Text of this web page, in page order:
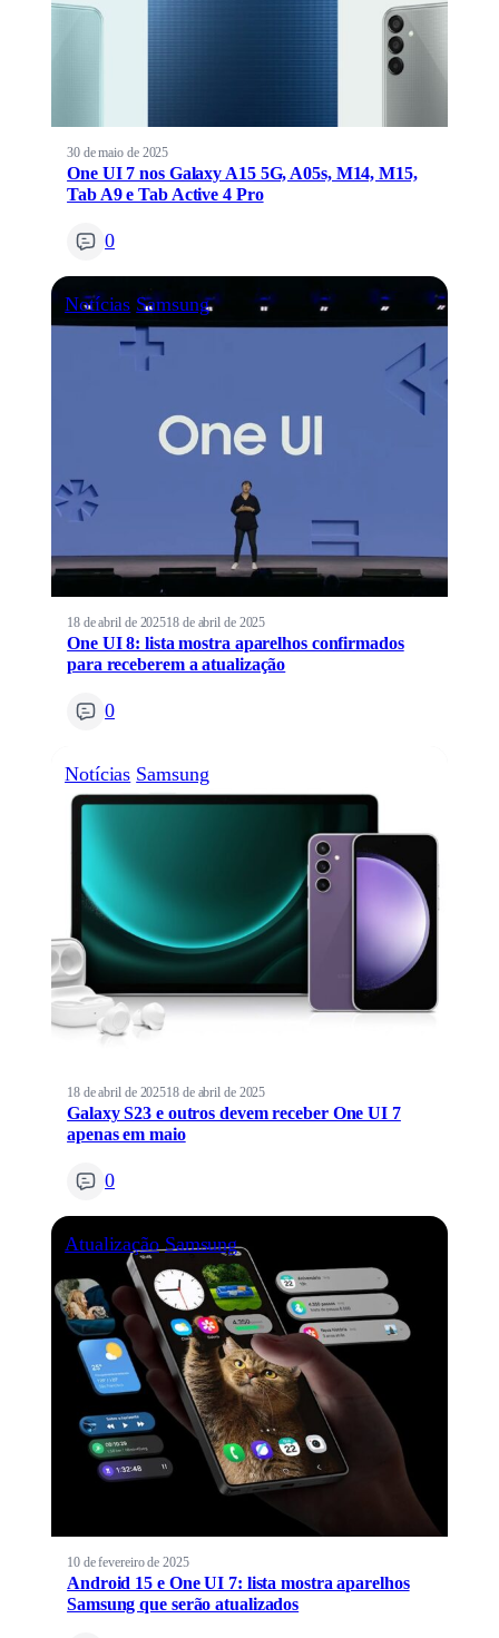
30 de maio de 2025
One UI 7 nos Galaxy A15 5G, A05s, M14, M15,
Tab A9 e Tab Active 4 Pro
0
Notícias Samsung
18 de abril de 202518 de abril de 2025
One UI 8: lista mostra aparelhos confirmados
para receberem a atualização
0
Notícias Samsung
18 de abril de 202518 de abril de 2025
Galaxy S23 e outros devem receber One UI 7
apenas em maio
0
Atualização Samsung
10 de fevereiro de 2025
Android 15 e One UI 7: lista mostra aparelhos
Samsung que serão atualizados